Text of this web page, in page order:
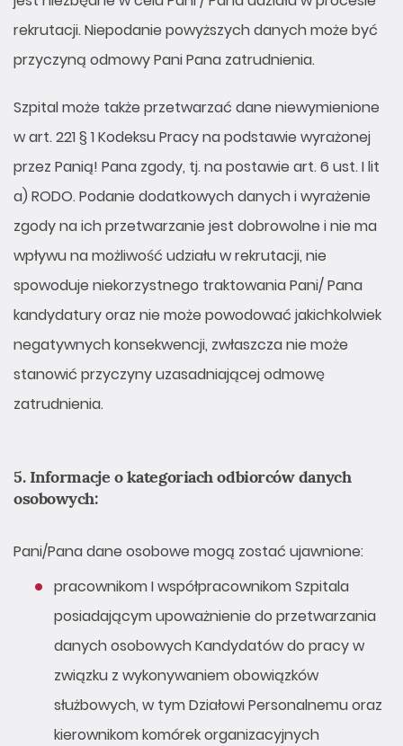
rekrutacji. Niepodanie powyższych danych może być
przyczyną odmowy Pani Pana zatrudnienia.
Szpital może także przetwarzać dane niewymienione
w art. 221 § 1 Kodeksu Pracy na podstawie wyrażonej
przez Panią! Pana zgody, tj. na postawie art. 6 ust. I lit
a) RODO. Podanie dodatkowych danych i wyrażenie
zgody na ich przetwarzanie jest dobrowolne i nie ma
wpływu na możliwość udziału w rekrutacji, nie
spowoduje niekorzystnego traktowania Pani/ Pana
kandydatury oraz nie może powodować jakichkolwiek
negatywnych konsekwencji, zwłaszcza nie może
stanowić przyczyny uzasadniającej odmowę
zatrudnienia.
5. Informacje o kategoriach odbiorców danych
osobowych:
Pani/Pana dane osobowe mogą zostać ujawnione:
pracownikom I współpracownikom Szpitala
posiadającym upoważnienie do przetwarzania
danych osobowych Kandydatów do pracy w
związku z wykonywaniem obowiązków
służbowych, w tym Działowi Personalnemu oraz
kierownikom komórek organizacyjnych